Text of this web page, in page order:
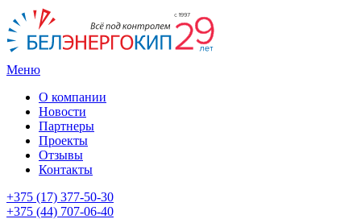
Меню
О компании
Новости
Партнеры
Проекты
Отзывы
Контакты
+375 (17) 377-50-30
+375 (44) 707-06-40